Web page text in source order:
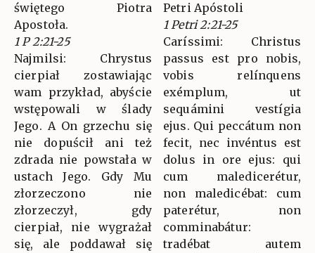
świętego Piotra
Apostoła.
1 P 2:21-25
Najmilsi: Chrystus
cierpiał zostawiając
wam przykład, abyście
wstępowali w ślady
Jego. A On grzechu się
nie dopuścił ani też
zdrada nie powstała w
ustach Jego. Gdy Mu
złorzeczono nie
złorzeczył, gdy
cierpiał, nie wygrażał
się, ale poddawał się
Petri Apóstoli
1 Petri 2:21-25
Caríssimi: Christus
passus est pro nobis,
vobis relínquens
exémplum, ut
sequámini vestígia
ejus. Qui peccátum non
fecit, nec invéntus est
dolus in ore ejus: qui
cum maledicerétur,
non maledicébat: cum
paterétur, non
comminabátur:
tradébat autem